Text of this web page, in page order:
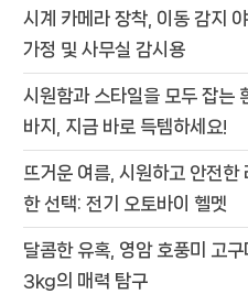
시계 카메라 장착, 이동 감지
가정 및 사무실 감시용
시원함과 스타일을 모두 잡는
바지, 지금 바로 득템하세요!
뜨거운 여름, 시원하고 안전한
한 선택: 전기 오토바이 헬멧
달콤한 유혹, 영암 호풍미 고
3kg의 매력 탐구